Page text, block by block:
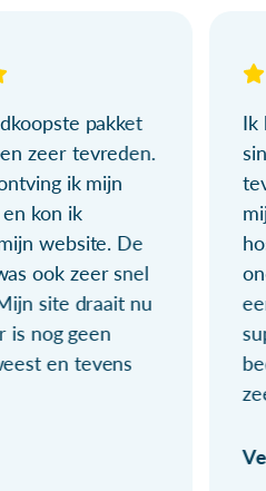
pakket
zeer tevreden.
ik mijn
kon ik
website. De
ook zeer snel
site draait nu
is nog geen
en tevens
Ik